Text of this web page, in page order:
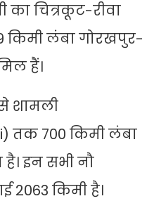
का चित्रकूट-रीवा
किमी लंबा गोरखपुर-
हैं।
शामली
तक 700 किमी लंबा
इन सभी नौ
किमी है।